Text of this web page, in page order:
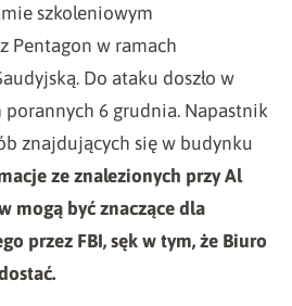
szkoleniowym
Pentagon w ramach
Do ataku doszło w
porannych 6 grudnia. Napastnik
znajdujących się w budynku
ze znalezionych przy Al
mogą być znaczące dla
przez FBI, sęk w tym, że Biuro